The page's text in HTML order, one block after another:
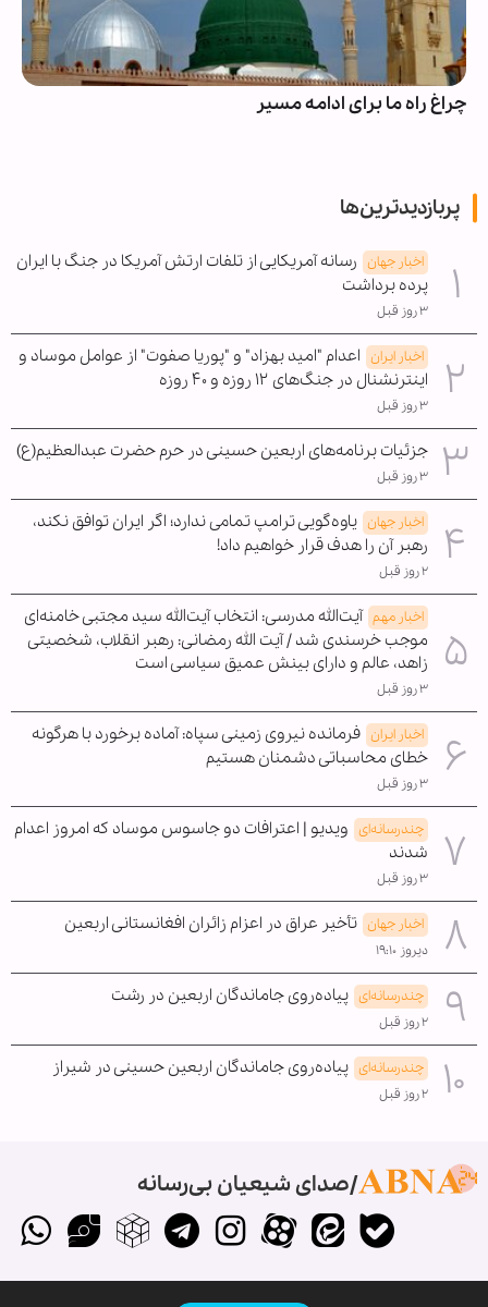
چراغ راه ما برای ادامه مسیر
پربازدیدترین‌ها
اخبار جهان رسانه آمریکایی از تلفات ارتش آمریکا در جنگ با ایران
پرده برداشت
۳ روز قبل
اخبار ایران اعدام "امید بهزاد" و "پوریا صفوت" از عوامل موساد و
اینترنشنال در جنگ‌های ۱۲ روزه و ۴۰ روزه
۳ روز قبل
جزئیات برنامه‌های اربعین حسینی در حرم حضرت عبدالعظیم(ع)
۳ روز قبل
اخبار جهان یاوه‌گویی ترامپ تمامی ندارد؛ اگر ایران توافق نکند،
رهبر آن را هدف قرار خواهیم داد!
۲ روز قبل
اخبار مهم آیت‌الله مدرسی: انتخاب آیت‌الله سید مجتبی خامنه‌ای
موجب خرسندی شد / آیت الله رمضانی: رهبر انقلاب، شخصیتی
زاهد، عالم و دارای بینش عمیق سیاسی است
۳ روز قبل
اخبار ایران فرمانده نیروی زمینی سپاه: آماده برخورد با هرگونه
خطای محاسباتی دشمنان هستیم
۳ روز قبل
چندرسانه‌ای ویدیو | اعترافات دو جاسوس موساد که امروز اعدام
شدند
۳ روز قبل
اخبار جهان تأخیر عراق در اعزام زائران افغانستانی اربعین
دیروز ۱۹:۱۰
چندرسانه‌ای پیاده‌روی جاماندگان اربعین در رشت
۲ روز قبل
چندرسانه‌ای پیاده‌روی جاماندگان اربعین حسینی در شیراز
۲ روز قبل
صدای شیعیان بی‌رسانه